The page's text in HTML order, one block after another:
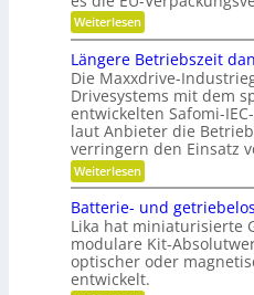
k
n
a
u
f
m
i
t
s
e
c
h
s
F
r
i
d
-
K
u
g
e
l
l
a
g
e
r
g
e
n
a
u
p
o
s
i
t
i
o
n
i
e
r
n
Weiterlesen:
K
r
e
i
s
l
a
u
f
w
i
r
t
s
c
h
a
Längere Betriebszeit
Die Maxxdrive-
Drivesystems mit dem
entwickelten Safomi-
laut Anbieter die
verringern den Einsatz
Weiterlesen:
L
n
g
e
r
e
Batterie- und getriebelos
Lika hat miniaturisierte
modulare Kit-
optischer oder
entwickelt.